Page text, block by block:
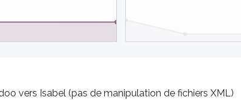
vers Isabel (pas de manipulation de fichiers XML)